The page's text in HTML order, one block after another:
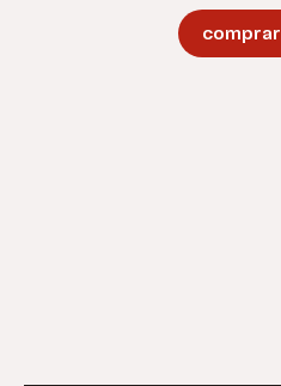
comprar